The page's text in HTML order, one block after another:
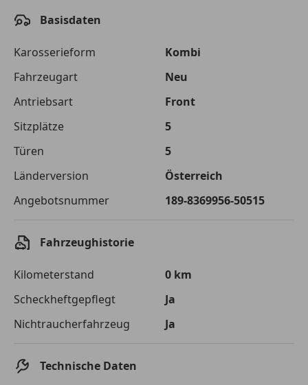
Laufzeit
120 Monate
Kreditbetrag
€ 26 700,-
Zu zahlender
Gesamtbetrag
€ 37 615,-
Einberechnete Gebühren
€ 0,-
Effektivzinsatz
7,50 %
von der von Ihnen gewählten Bank. Rückzahlungszeitraum 1-10
Jetzt berechnen
Basisdaten
Karosserieform
Kombi
Fahrzeugart
Neu
Antriebsart
Front
Sitzplätze
5
Türen
5
Länderversion
Österreich
Angebotsnummer
189-8369956-50515
Fahrzeughistorie
Kilometerstand
0 km
Scheckheftgepflegt
Ja
Nichtraucherfahrzeug
Ja
Technische Daten